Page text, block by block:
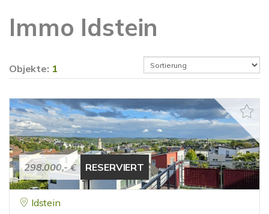
Immo Idstein
Objekte: 1
298.000,- € RESERVIERT
Idstein